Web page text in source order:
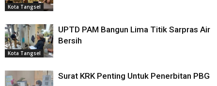
Kota Tangsel
Kota Tangsel
UPTD PAM Bangun Lima Titik Sarpras Air
Bersih
Surat KRK Penting Untuk Penerbitan PBG